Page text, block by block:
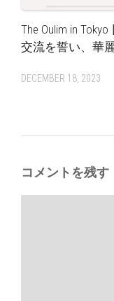
The Oulim in
交流を誓い、華
DECEMBER 18, 2023
コメントを残す